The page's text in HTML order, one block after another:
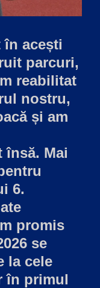
în acești
parcuri,
reabilitat
nostru,
și am
însă. Mai
6.
promis
se
la cele
în primul